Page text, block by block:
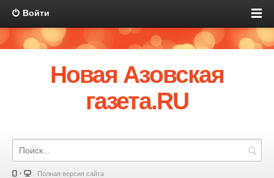
Войти
Новая Азовская
газета.RU
Полная версия сайта